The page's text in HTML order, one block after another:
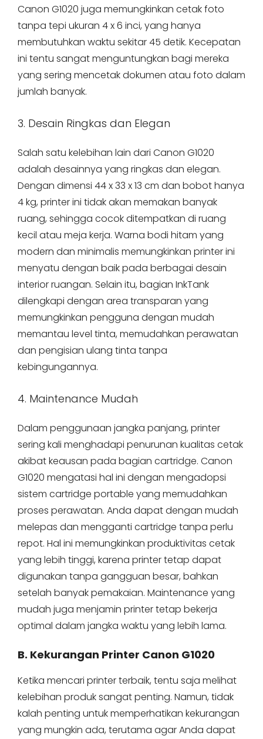
Canon G1020 juga memungkinkan cetak foto
tanpa tepi ukuran 4 x 6 inci, yang hanya
membutuhkan waktu sekitar 45 detik. Kecepatan
ini tentu sangat menguntungkan bagi mereka
yang sering mencetak dokumen atau foto dalam
jumlah banyak.
3. Desain Ringkas dan Elegan
Salah satu kelebihan lain dari Canon G1020
adalah desainnya yang ringkas dan elegan.
Dengan dimensi 44 x 33 x 13 cm dan bobot hanya
4 kg, printer ini tidak akan memakan banyak
ruang, sehingga cocok ditempatkan di ruang
kecil atau meja kerja. Warna bodi hitam yang
modern dan minimalis memungkinkan printer ini
menyatu dengan baik pada berbagai desain
interior ruangan. Selain itu, bagian InkTank
dilengkapi dengan area transparan yang
memungkinkan pengguna dengan mudah
memantau level tinta, memudahkan perawatan
dan pengisian ulang tinta tanpa
kebingungannya.
4. Maintenance Mudah
Dalam penggunaan jangka panjang, printer
sering kali menghadapi penurunan kualitas cetak
akibat keausan pada bagian cartridge. Canon
G1020 mengatasi hal ini dengan mengadopsi
sistem cartridge portable yang memudahkan
proses perawatan. Anda dapat dengan mudah
melepas dan mengganti cartridge tanpa perlu
repot. Hal ini memungkinkan produktivitas cetak
yang lebih tinggi, karena printer tetap dapat
digunakan tanpa gangguan besar, bahkan
setelah banyak pemakaian. Maintenance yang
mudah juga menjamin printer tetap bekerja
optimal dalam jangka waktu yang lebih lama.
B. Kekurangan Printer Canon G1020
Ketika mencari printer terbaik, tentu saja melihat
kelebihan produk sangat penting. Namun, tidak
kalah penting untuk memperhatikan kekurangan
yang mungkin ada, terutama agar Anda dapat